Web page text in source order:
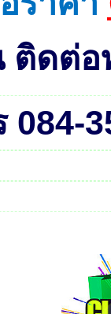
ติดต่
084-